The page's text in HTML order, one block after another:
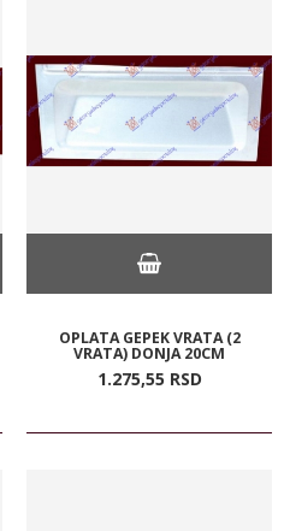
OPLATA GEPEK VRATA (2
VRATA) DONJA 20CM
1.275,55 RSD